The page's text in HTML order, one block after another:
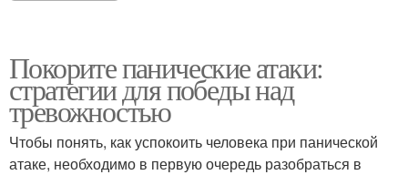
Покорите панические атаки:
стратегии для победы над
тревожностью
Чтобы понять, как успокоить человека при панической
атаке, необходимо в первую очередь разобраться в